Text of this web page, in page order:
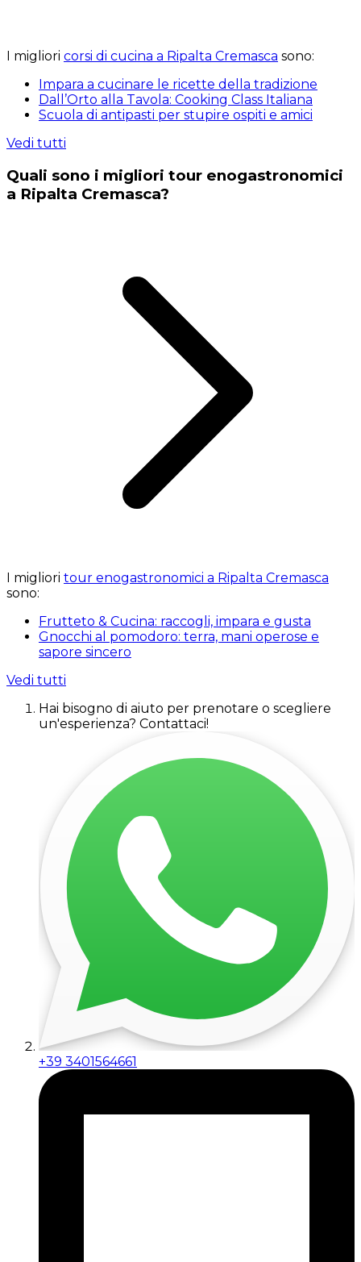
I migliori corsi di cucina a Ripalta Cremasca sono:
Impara a cucinare le ricette della tradizione
Dall’Orto alla Tavola: Cooking Class Italiana
Scuola di antipasti per stupire ospiti e amici
Vedi tutti
Quali sono i migliori tour enogastronomici
a Ripalta Cremasca?
I migliori tour enogastronomici a Ripalta Cremasca
sono:
Frutteto & Cucina: raccogli, impara e gusta
Gnocchi al pomodoro: terra, mani operose e
sapore sincero
Vedi tutti
Hai bisogno di aiuto per prenotare o scegliere
un'esperienza? Contattaci!
+39 3401564661